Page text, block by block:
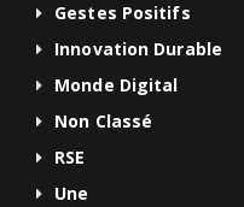
Gestes Positifs
Innovation Durable
Monde Digital
Non Classé
RSE
Une